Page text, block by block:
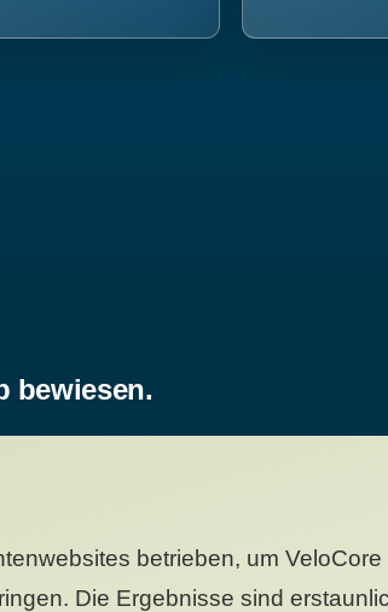
bewiesen.
betrieben, um
Die Ergebnisse sind